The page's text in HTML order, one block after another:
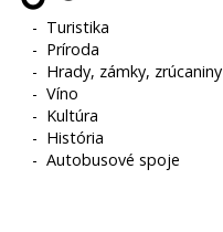
- Turistika
- Príroda
- Hrady, zámky, zrúcaniny
-Víno
- Kultúra
- História
-Autobusové spoje